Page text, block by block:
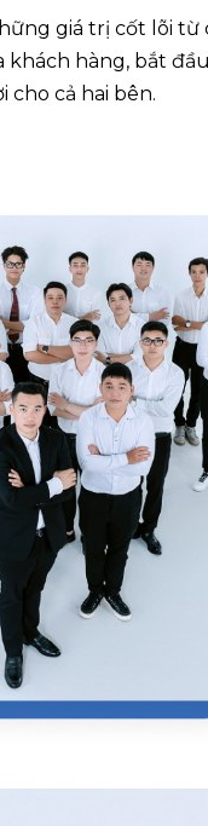
giá trị cốt lõi từ
hàng, bắt
cả hai bên.